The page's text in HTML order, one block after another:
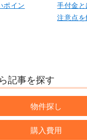
ポイン
手付金
注意点
記事を探す
物件探し
購入費用